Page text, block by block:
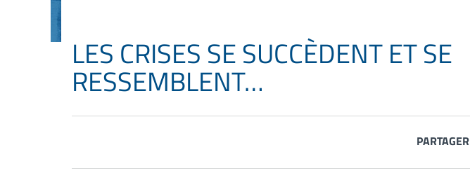
LES CRISES SE SUCCÈDENT ET SE
RESSEMBLENT…
PARTAGER